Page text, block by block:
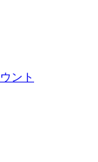
ント